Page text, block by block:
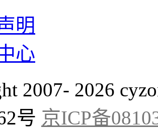
明
心
2007- 2026
号 京ICP备